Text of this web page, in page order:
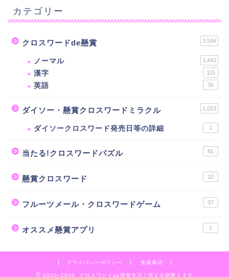
カテゴリー
クロスワードde懸賞 3,594
ノーマル 3,443
漢字 115
英語 36
ダイソー・懸賞クロスワードミラクル 1,023
ダイソークロスワード発売日等の詳細 1
当たる!クロスワードパズル 81
懸賞クロスワード 10
フルーツメール・クロスワードゲーム 37
オススメ懸賞アプリ 1
プライバシーポリシー 免責事項
2020–2026 クロスワードde懸賞生活！答え全部教えます